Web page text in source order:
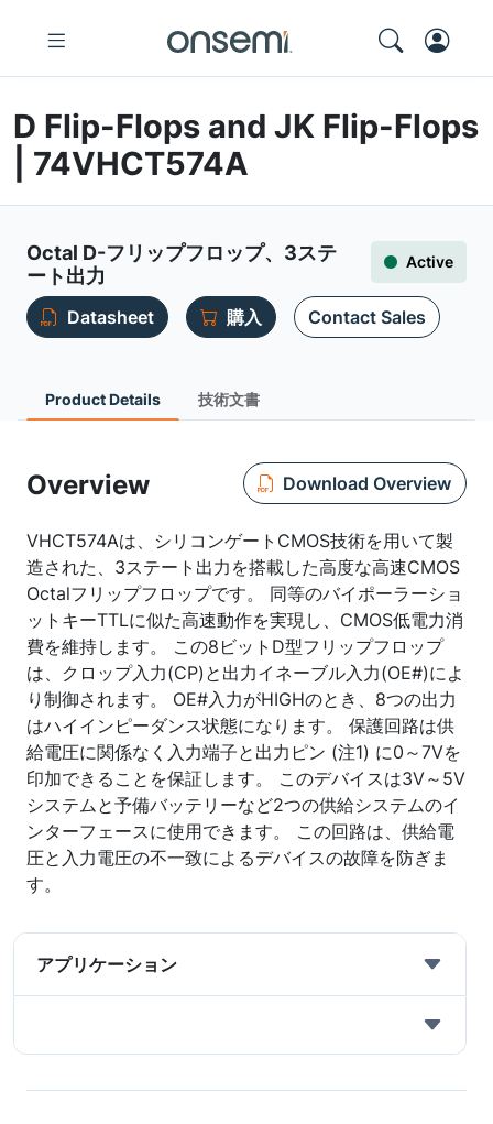
D Flip-Flops and JK Flip-Flops
| 74VHCT574A
Octal D-フリップフロップ、3ステ
ート出力
Active
Datasheet 購入 Contact Sales
Product Details 技術文書
Overview Download Overview
VHCT574Aは、シリコンゲートCMOS技術を用いて製
造された、3ステート出力を搭載した高度な高速CMOS
Octalフリップフロップです。 同等のバイポーラーショ
ットキーTTLに似た高速動作を実現し、CMOS低電力消
費を維持します。 この8ビットD型フリップフロップ
は、クロップ入力(CP)と出力イネーブル入力(OE#)によ
り制御されます。 OE#入力がHIGHのとき、8つの出力
はハイインピーダンス状態になります。 保護回路は供
給電圧に関係なく入力端子と出力ピン (注1) に0～7Vを
印加できることを保証します。 このデバイスは3V～5V
システムと予備バッテリーなど2つの供給システムのイ
ンターフェースに使用できます。 この回路は、供給電
圧と入力電圧の不一致によるデバイスの故障を防ぎま
す。
アプリケーション